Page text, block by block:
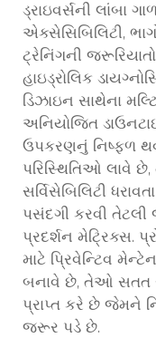
ડ્રાઇવર્સની લાંબા
એક્સેસિબિલિટી,
ટ્રેનિંગની
હાઇડ્રોલિક
ડિઝાઇન સાથેના
અનિયોજિત
ઉપકરણનું નિષ્ફળ
પરિસ્થિતિઓ લાવે છે,
સર્વિસેબિલિટી
પસંદગી કરવી
પ્રદર્શન મેટ્રિક્સ.
માટે પ્રિવેન્ટિવ
બનાવે છે, તેઓ સતત
પ્રાપ્ત કરે છે જેમને
જરૂર પડે છે.